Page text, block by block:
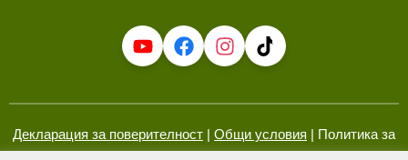
Декларация за поверителност | Общи условия | Политика за
бисквитки (ЕС)